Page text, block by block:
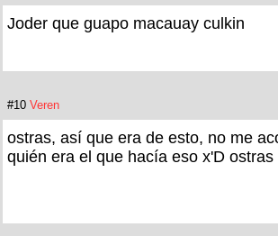
Joder que guapo macauay culkin
#10 Veren
ostras, así que era de esto, no me
quién era el que hacía eso x'D